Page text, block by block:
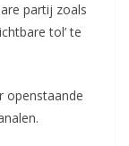
partij zoals
tol’ te
openstaande